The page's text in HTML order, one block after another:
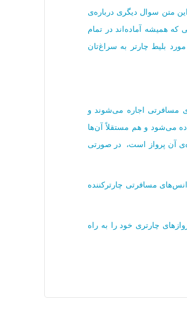
متن سوال دیگری درباره‌ی
که همیشه آماده‌اند در تمام
بلیط چارتر به سراغ‌تان
مسافرتی اجاره می‌شوند و
می‌شود و هم مستقلاً آن‌ها
آن پرواز است، در صورتی
مسافرتی چارترکننده
چارتری خود را به راه